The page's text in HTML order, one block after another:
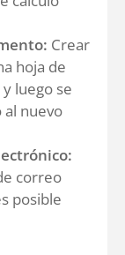
Crear
hoja de
luego se
nuevo
correo
posible